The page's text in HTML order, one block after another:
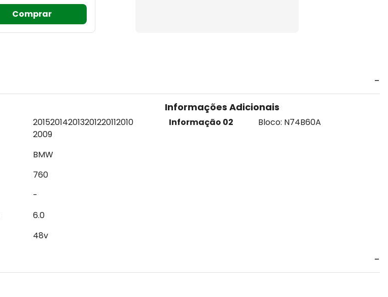
Comprar
201520142013201220112010
2009
BMW
760
-
6.0
48v
Informações Adicionais
Informação 02 Bloco: N74B60A